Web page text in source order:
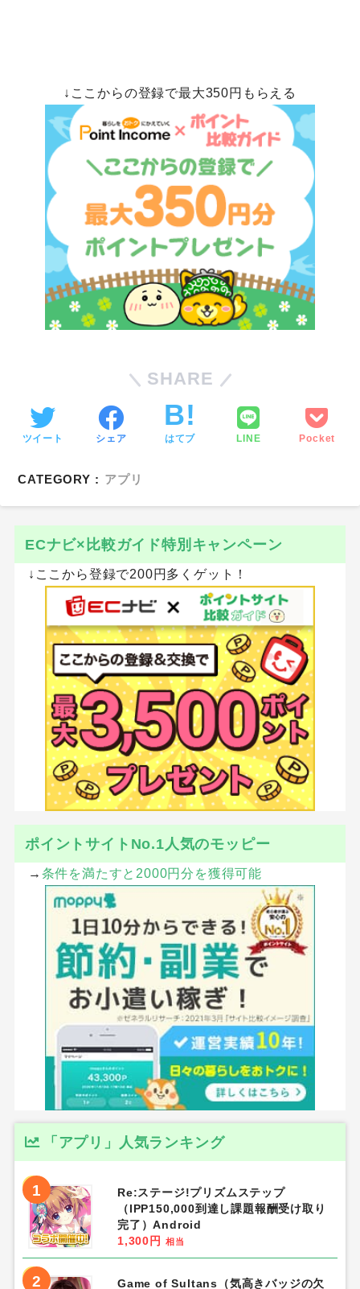
↓ここからの登録で最大350円もらえる
SHARE
ツイート シェア はてブ LINE Pocket
CATEGORY : アプリ
ECナビ×比較ガイド特別キャンペーン
↓ここから登録で200円多くゲット！
ポイントサイトNo.1人気のモッピー
→ 条件を満たすと2000円分を獲得可能
「アプリ」人気ランキング
1
Re:ステージ!プリズムステップ
（IPP150,000到達し課題報酬受け取り
完了）Android
1,300円
相当
2
Game of Sultans（気高きバッジの欠